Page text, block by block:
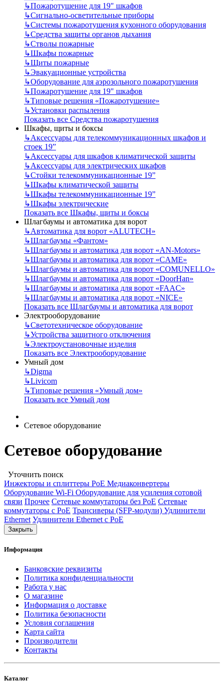
↳Пожаротушение для 19" шкафов
↳Сигнально-осветительные приборы
↳Системы пожаротушения кухонного оборудования
↳Средства защиты органов дыхания
↳Стволы пожарные
↳Шкафы пожарные
↳Щиты пожарные
↳Эвакуационные устройства
↳Оборудование для аэрозольного пожаротушения
↳Пожаротушение для 19" шкафов
↳Типовые решения «Пожаротушение»
↳Установки распыления
Показать все Средства пожаротушения
Шкафы, щиты и боксы
↳Аксессуары для телекоммуникационных шкафов и
стоек 19”
↳Аксессуары для шкафов климатической защиты
↳Аксессуары для электрических шкафов
↳Стойки телекоммуникационные 19”
↳Шкафы климатической защиты
↳Шкафы телекоммуникационные 19”
↳Шкафы электрические
Показать все Шкафы, щиты и боксы
Шлагбаумы и автоматика для ворот
↳Автоматика для ворот «ALUTECH»
↳Шлагбаумы «Фантом»
↳Шлагбаумы и автоматика для ворот «AN-Motors»
↳Шлагбаумы и автоматика для ворот «CAME»
↳Шлагбаумы и автоматика для ворот «COMUNELLO»
↳Шлагбаумы и автоматика для ворот «DoorHan»
↳Шлагбаумы и автоматика для ворот «FAAC»
↳Шлагбаумы и автоматика для ворот «NICE»
Показать все Шлагбаумы и автоматика для ворот
Электрооборудование
↳Светотехническое оборудование
↳Устройства защитного отключения
↳Электроустановочные изделия
Показать все Электрооборудование
Умный дом
↳Digma
↳Livicom
↳Типовые решения «Умный дом»
Показать все Умный дом
Сетевое оборудование
Сетевое оборудование
Уточнить поиск
Инжекторы и сплиттеры РоЕ Медиаконвертеры
Оборудование Wi-Fi Оборудование для усиления сотовой
связи Прочее Сетевые коммутаторы без РоЕ Сетевые
коммутаторы с РоЕ Трансиверы (SFP-модули) Удлинители
Ethernet Удлинители Ethernet с PoE
Закрыть
Информация
Банковские реквизиты
Политика конфиденциальности
Работа у нас
О магазине
Информация о доставке
Политика безопасности
Условия соглашения
Карта сайта
Производители
Контакты
Каталог